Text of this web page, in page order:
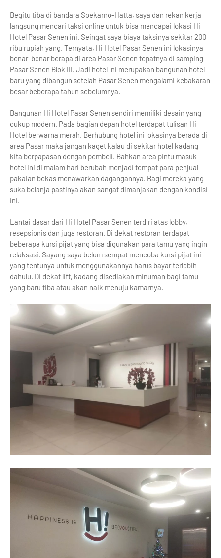
Begitu tiba di bandara Soekarno-Hatta, saya dan rekan kerja
langsung mencari taksi online untuk bisa mencapai lokasi Hi
Hotel Pasar Senen ini. Seingat saya biaya taksinya sekitar 200
ribu rupiah yang. Ternyata, Hi Hotel Pasar Senen ini lokasinya
benar-benar berapa di area Pasar Senen tepatnya di samping
Pasar Senen Blok III. Jadi hotel ini merupakan bangunan hotel
baru yang dibangun setelah Pasar Senen mengalami kebakaran
besar beberapa tahun sebelumnya.
Bangunan Hi Hotel Pasar Senen sendiri memiliki desain yang
cukup modern. Pada bagian depan hotel terdapat tulisan Hi
Hotel berwarna merah. Berhubung hotel ini lokasinya berada di
area Pasar maka jangan kaget kalau di sekitar hotel kadang
kita berpapasan dengan pembeli. Bahkan area pintu masuk
hotel ini di malam hari berubah menjadi tempat para penjual
pakaian bekas menawarkan dagangannya. Bagi mereka yang
suka belanja pastinya akan sangat dimanjakan dengan kondisi
ini.
Lantai dasar dari Hi Hotel Pasar Senen terdiri atas lobby,
resepsionis dan juga restoran. Di dekat restoran terdapat
beberapa kursi pijat yang bisa digunakan para tamu yang ingin
relaksasi. Sayang saya belum sempat mencoba kursi pijat ini
yang tentunya untuk menggunakannya harus bayar terlebih
dahulu. Di dekat lift, kadang disediakan minuman bagi tamu
yang baru tiba atau akan naik menuju kamarnya.